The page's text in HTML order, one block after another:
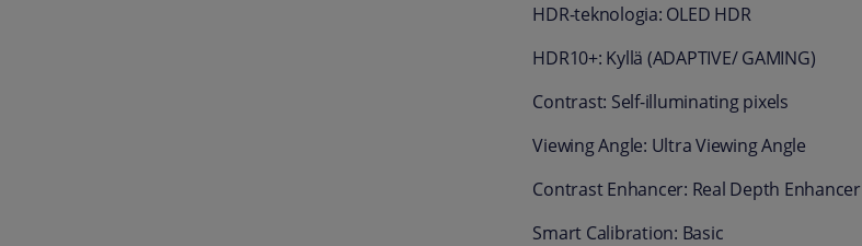
HDR-teknologia: OLED HDR
HDR10+: Kyllä (ADAPTIVE/ GAMING)
Contrast: Self-illuminating pixels
Viewing Angle: Ultra Viewing Angle
Contrast Enhancer: Real Depth Enhancer
Smart Calibration: Basic